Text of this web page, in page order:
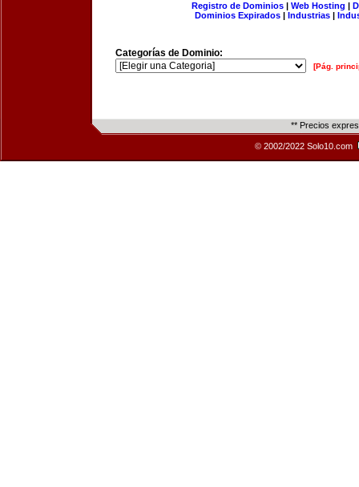
Registro de Dominios| Web Hosting |
Dominios Expirados | Industrias |
Categorías de Dominio:
[Pág.
** Precios
© 2002/2022 Solo10.com